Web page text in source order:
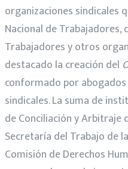
organizaciones sindicales
Nacional de Trabajadores,
Trabajadores y otros
destacado la creación del
conformado por
sindicales. La suma de
de Conciliación y Arbitraje
Secretaría del Trabajo de
Comisión de Derechos